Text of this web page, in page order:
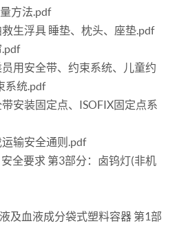
方法.pdf
生浮具 睡垫、枕头、座垫.pdf
用安全带、约束系统、儿童约
系统.pdf
安装固定点、ISOFIX固定点系
输安全通则.pdf
全要求 第3部分：卤钨灯(非机
及血液成分袋式塑料容器 第1部